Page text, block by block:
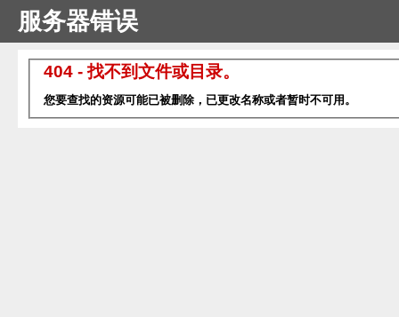
服务器错误
404 - 找不到文件或目录。
您要查找的资源可能已被删除，已更改名称或者暂时不可用。